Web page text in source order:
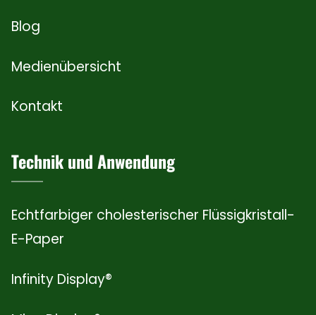
Blog
Medienübersicht
Kontakt
Technik und Anwendung
Echtfarbiger cholesterischer Flüssigkristall-
E-Paper
Infinity Display®